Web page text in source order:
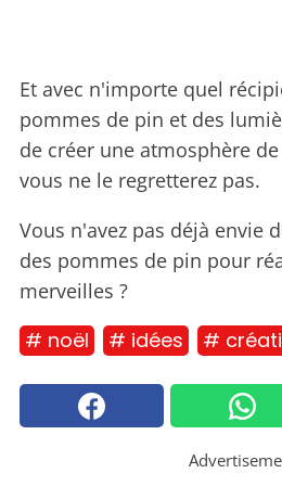
Et avec n'importe quel
pommes de pin et des
de créer une atmosphère
vous ne le regretterez pas.
Vous n'avez pas déjà envie
des pommes de pin pour
merveilles ?
# noël # idées #